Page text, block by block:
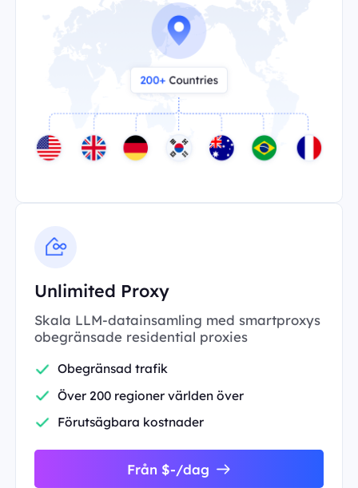
Unlimited Proxy
Skala LLM-datainsamling med smartproxys
obegränsade residential proxies
Obegränsad trafik
Över 200 regioner världen över
Förutsägbara kostnader
Från $-/dag